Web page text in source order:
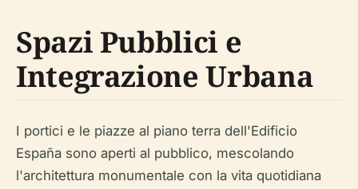
Spazi Pubblici e
Integrazione Urbana
I portici e le piazze al piano terra dell'Edificio
España sono aperti al pubblico, mescolando
l'architettura monumentale con la vita quotidiana